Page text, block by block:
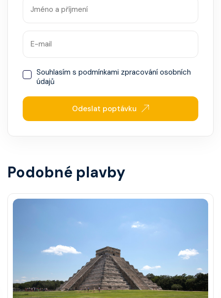
Souhlasím s podmínkami zpracování osobních
údajů
Odeslat poptávku
Podobné plavby